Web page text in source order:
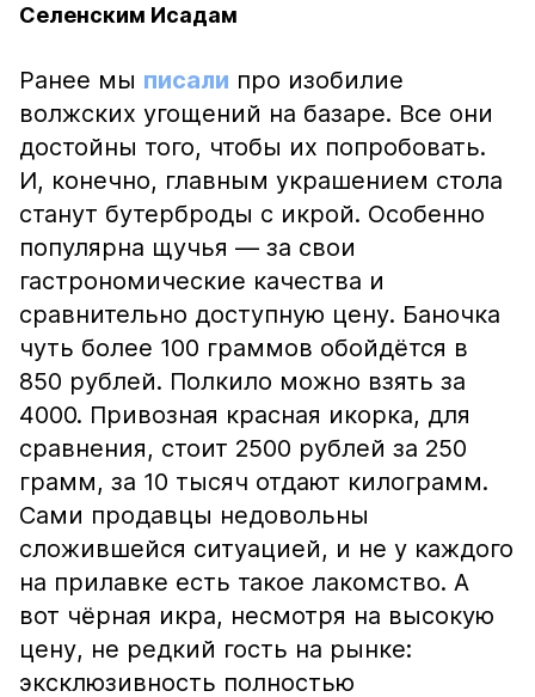
Селенским Исадам
Ранее мы писали про изобилие
волжских угощений на базаре. Все они
достойны того, чтобы их попробовать.
И, конечно, главным украшением стола
станут бутерброды с икрой. Особенно
популярна щучья — за свои
гастрономические качества и
сравнительно доступную цену. Баночка
чуть более 100 граммов обойдётся в
850 рублей. Полкило можно взять за
4000. Привозная красная икорка, для
сравнения, стоит 2500 рублей за 250
грамм, за 10 тысяч отдают килограмм.
Сами продавцы недовольны
сложившейся ситуацией, и не у каждого
на прилавке есть такое лакомство. А
вот чёрная икра, несмотря на высокую
цену, не редкий гость на рынке:
эксклюзивность полностью